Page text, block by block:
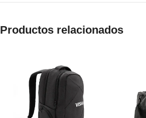
Productos relacionados